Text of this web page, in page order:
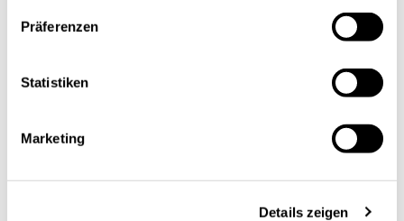
Präferenzen
Statistiken
Marketing
Details zeigen